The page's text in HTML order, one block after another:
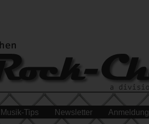
Musik-Tips Newsletter Anmeldung